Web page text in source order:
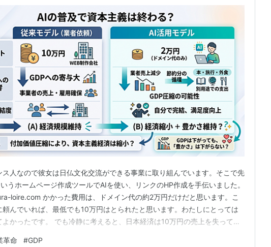
ス人なので彼女は日仏文化交流ができる事業に取り組んでいます。そこで先
うホームページ作成ツールでAIを使い、リンクのHP作成を手伝いました。
loire.com かかった費用は、ドメイン代の約2万円だけだと思います。こ
頼んでいれば、最低でも10万円はとられたと思います。わたしにとっては
よかったです。 でも冷静に考えると、日本経済は10万円の売上を失ってい
革命 #GDP